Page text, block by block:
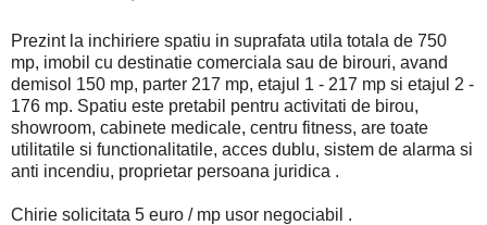
Prezint la inchiriere spatiu in suprafata utila totala de 750
mp, imobil cu destinatie comerciala sau de birouri, avand
demisol 150 mp, parter 217 mp, etajul 1 - 217 mp si etajul 2 -
176 mp. Spatiu este pretabil pentru activitati de birou,
showroom, cabinete medicale, centru fitness, are toate
utilitatile si functionalitatile, acces dublu, sistem de alarma si
anti incendiu, proprietar persoana juridica .
Chirie solicitata 5 euro / mp usor negociabil .